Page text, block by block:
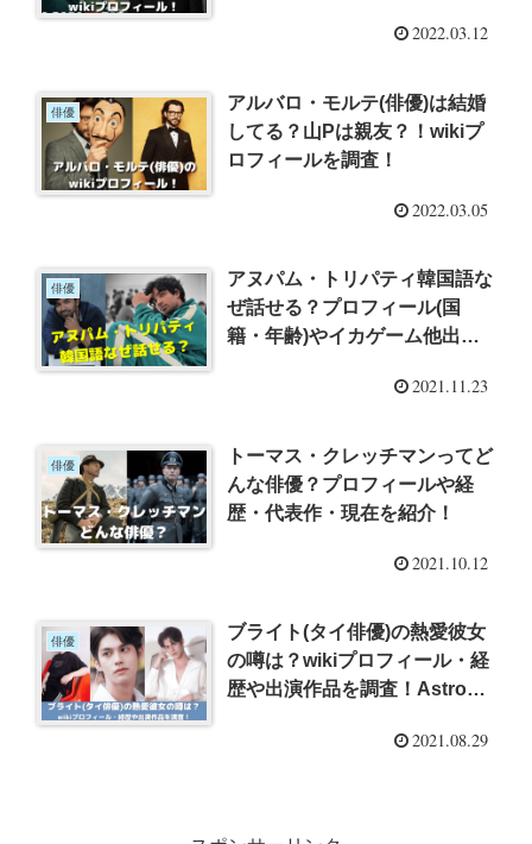
2022.03.12
俳優
アルバロ・モルテ(俳優)は結婚
してる？山Pは親友？！wikiプ
ロフィールを調査！
2022.03.05
俳優
アヌパム・トリパティ韓国語な
ぜ話せる？プロフィール(国
籍・年齢)やイカゲーム他出演
2021.11.23
俳優
トーマス・クレッチマンってど
んな俳優？プロフィールや経
歴・代表作・現在を紹介！
2021.10.12
俳優
ブライト(タイ俳優)の熱愛彼女
の噂は？wikiプロフィール・経
歴や出演作品を調査！Astroや
2021.08.29